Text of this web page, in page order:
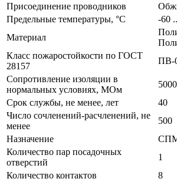
Присоединение проводников
Предельные температуры, °C
-60
Материал
Класс пожаростойкости по ГОСТ
28157
ПВ-
Сопротивление изоляции в
нормальных условиях, МОм
5000
Срок службы, не менее, лет
40
Число сочленений-расчленений, не
менее
500
Назначение
Количество пар посадочных
отверстий
1
Количество контактов
8